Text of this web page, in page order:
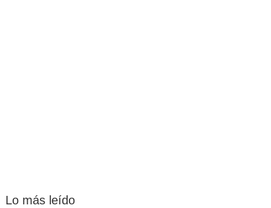
Lo más leído